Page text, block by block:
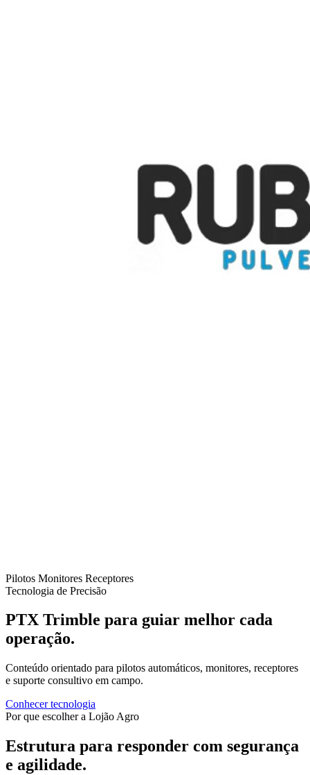
Pilotos Monitores Receptores
Tecnologia de Precisão
PTX Trimble para guiar melhor cada
operação.
Conteúdo orientado para pilotos automáticos, monitores, receptores
e suporte consultivo em campo.
Conhecer tecnologia
Por que escolher a Lojão Agro
Estrutura para responder com segurança
e agilidade.